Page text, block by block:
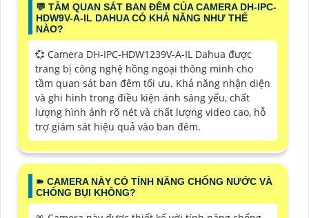
️💬 TẦM QUAN SÁT BAN ĐÊM CỦA CAMERA DH-IPC-
HDW9V-A-IL DAHUA CÓ KHẢ NĂNG NHƯ THẾ
NÀO?
💞 Camera DH-IPC-HDW1239V-A-IL Dahua được
trang bị công nghệ hồng ngoại thông minh cho
tầm quan sát ban đêm tối ưu. Khả năng nhận diện
và ghi hình trong điều kiện ánh sáng yếu, chất
lượng hình ảnh rõ nét và chất lượng video cao, hỗ
trợ giám sát hiệu quả vào ban đêm.
➽ CAMERA NÀY CÓ TÍNH NĂNG CHỐNG NƯỚC VÀ
CHỐNG BỤI KHÔNG?